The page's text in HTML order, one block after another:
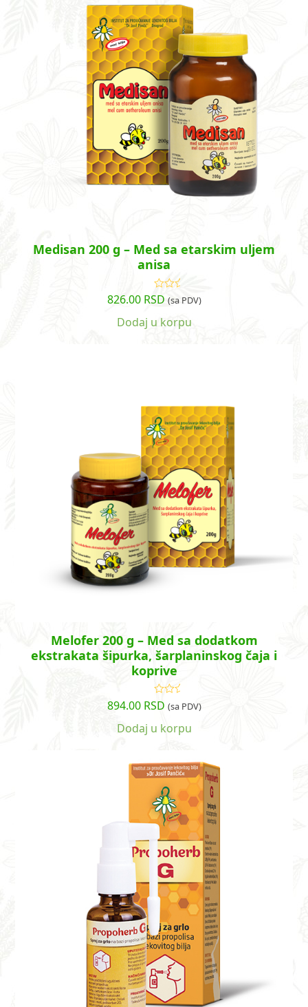
Medisan 200 g – Med sa etarskim uljem
anisa
Ocenjeno
sa5.00od
826.00 RSD (sa PDV)
Dodaj u korpu
Melofer 200 g – Med sa dodatkom
ekstrakata šipurka, šarplaninskog čaja i
koprive
Ocenjeno
sa4.85od
894.00 RSD (sa PDV)
Dodaj u korpu